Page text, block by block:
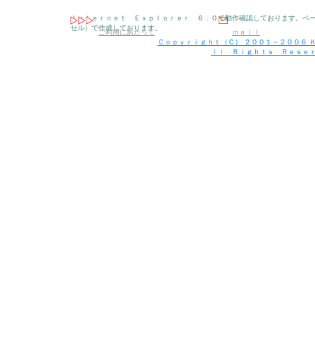
ご利用にあたって
Ｉｎｔｅｒｎｅｔ Ｅｘｐｌｏｒｅｒ ６．０で動作確認しております。ペ
セル）で作成しております。
ｍａｉｌ
Ｃｏｐｙｒｉｇｈｔ（Ｃ） ２００１－２００６
ｌｌ Ｒｉｇｈｔｓ Ｒｅｓｅ